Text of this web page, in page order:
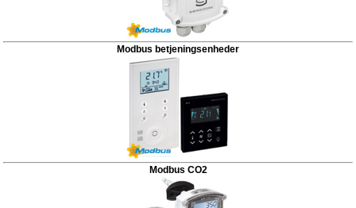
Modbus betjeningsenheder
Modbus CO2